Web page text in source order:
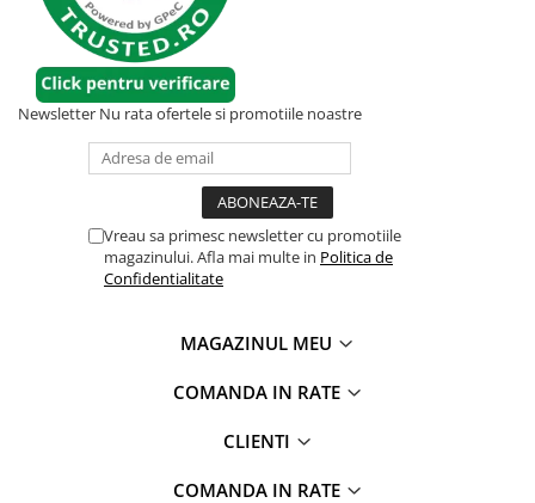
Newsletter Nu rata ofertele si promotiile noastre
Vreau sa primesc newsletter cu promotiile
magazinului. Afla mai multe in Politica de
Confidentialitate
MAGAZINUL MEU
COMANDA IN RATE
CLIENTI
COMANDA IN RATE